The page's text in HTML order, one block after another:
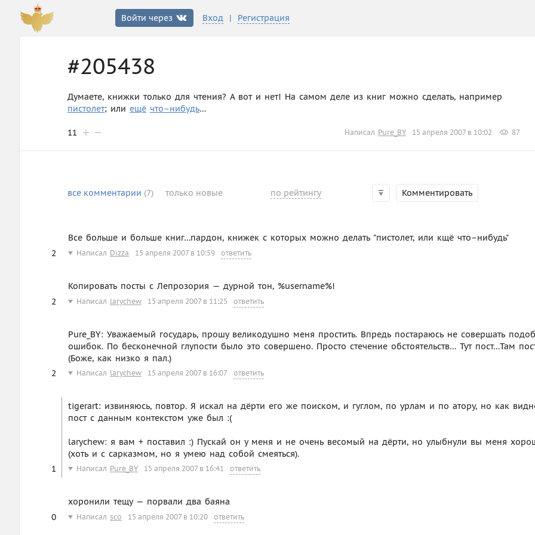
Войти через Вход | Регистрация
#205438
Думаете, книжки только для чтения? А вот и нет! На самом деле из книг можно сделать, например
пистолет; или ещё что–нибудь…
Написал Pure_BY 15 апреля 2007 в 10:02
11 87
все комментарии (7) только новые по рейтингу Комментировать
Все больше и больше книг…пардон, книжек с которых можно делать "пистолет, или кщё что–нибудь"
2
Написал Dizza 15 апреля 2007 в 10:59 ответить
Копировать посты с Лепрозория — дурной тон, %username%!
2
Написал larychew 15 апреля 2007 в 11:25 ответить
Pure_BY: Уважаемый государь, прошу великодушно меня простить. Впредь постараюсь не совершать
ошибок. По бесконечной глупости было это совершено. Просто стечение обстоятельств… Тут пост…Там
(Боже, как низко я пал.)
2
Написал larychew 15 апреля 2007 в 16:07 ответить
tigerart: извиняюсь, повтор. Я искал на дёрти его же поиском, и гуглом, по урлам и по атору, но как
пост с данным контекстом уже был :(
larychew: я вам + поставил :) Пускай он у меня и не очень весомый на дёрти, но улыбнули вы меня
(хоть и с сарказмом, но я умею над собой смеяться).
1
Написал Pure_BY 15 апреля 2007 в 16:41 ответить
хоронили тещу — порвали два баяна
0
Написал sco 15 апреля 2007 в 10:20 ответить